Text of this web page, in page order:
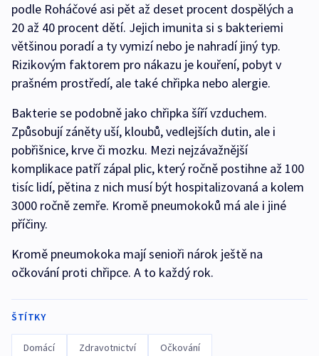
podle Roháčové asi pět až deset procent dospělých a
20 až 40 procent dětí. Jejich imunita si s bakteriemi
většinou poradí a ty vymizí nebo je nahradí jiný typ.
Rizikovým faktorem pro nákazu je kouření, pobyt v
prašném prostředí, ale také chřipka nebo alergie.
Bakterie se podobně jako chřipka šíří vzduchem.
Způsobují záněty uší, kloubů, vedlejších dutin, ale i
pobřišnice, krve či mozku. Mezi nejzávažnější
komplikace patří zápal plic, který ročně postihne až 100
tisíc lidí, pětina z nich musí být hospitalizovaná a kolem
3000 ročně zemře. Kromě pneumokoků má ale i jiné
příčiny.
Kromě pneumokoka mají senioři nárok ještě na
očkování proti chřipce. A to každý rok.
ŠTÍTKY
Domácí Zdravotnictví Očkování